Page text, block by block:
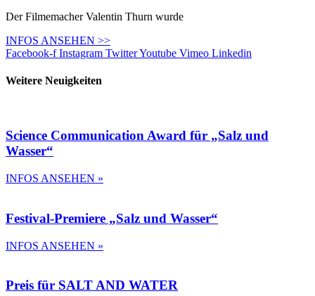
Der Filmemacher Valentin Thurn wurde
INFOS ANSEHEN >>
Facebook-f Instagram TwitterYoutube Vimeo Linkedin
Weitere Neuigkeiten
Science Communication Award für „Salz und
Wasser“
INFOS ANSEHEN »
Festival-Premiere „Salz und Wasser“
INFOS ANSEHEN »
Preis für SALT AND WATER